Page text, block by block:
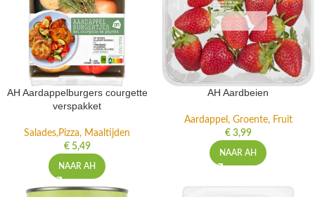
AH Aardappelburgers courgette
verspakket
Salades,Pizza, Maaltijden
€5,49
NAAR AH
AH Aardbeien
Aardappel, Groente, Fruit
€3,99
NAAR AH